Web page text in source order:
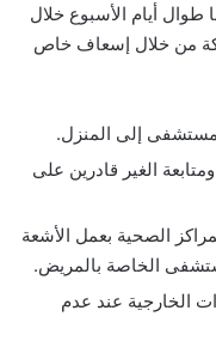
طوال أيام الأسبوع خلال
من خلال إسعاف خاص
إلى المنزل.
الغير قادرين على
الصحية بعمل الأشعة
الخاصة بالمريض.
الخارجية عند عدم